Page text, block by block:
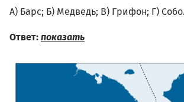
А) Барс; Б) Медведь; В) Грифон; Г)
Ответ: показать